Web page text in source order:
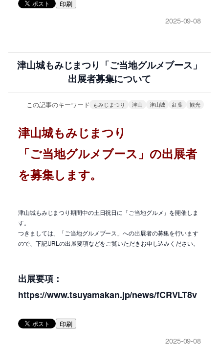
印刷
2025-09-08
津山城もみじまつり「ご当地グルメブース」
出展者募集について
この記事のキーワード もみじまつり 津山 津山城 紅葉 観光
津山城もみじまつり
「ご当地グルメブース」の出展者
を募集します。
津山城もみじまつり期間中の土日祝日に「ご当地グルメ」を開催しま
す。
つきましては、「ご当地グルメブース」への出展者の募集を行います
ので、下記URLの出展要項などをご覧いただきお申し込みください。
出展要項：
https://www.tsuyamakan.jp/news/fCRVLT8v
印刷
2025-09-08